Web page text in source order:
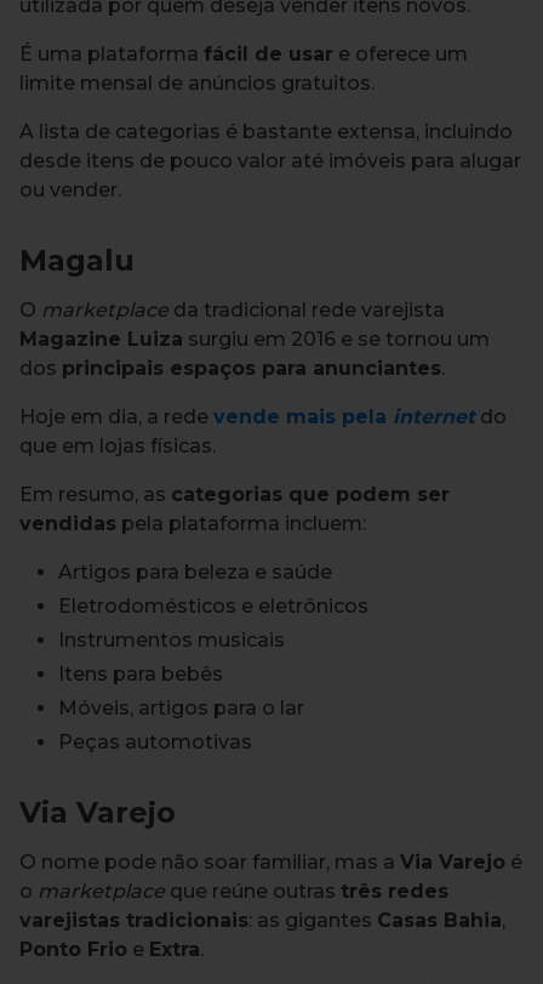
utilizada por quem deseja vender itens novos.
É uma plataforma fácil de usar e oferece um
limite mensal de anúncios gratuitos.
A lista de categorias é bastante extensa, incluindo
desde itens de pouco valor até imóveis para alugar
ou vender.
Magalu
O marketplace da tradicional rede varejista
Magazine Luiza surgiu em 2016 e se tornou um
dos principais espaços para anunciantes.
Hoje em dia, a rede vende mais pela internetdo
que em lojas físicas.
Em resumo, as categorias que podem ser
vendidas pela plataforma incluem:
Artigos para beleza e saúde
Eletrodomésticos e eletrônicos
Instrumentos musicais
Itens para bebês
Móveis, artigos para o lar
Peças automotivas
Via Varejo
O nome pode não soar familiar, mas a Via Varejo é
o marketplace que reúne outras três redes
varejistas tradicionais: as gigantes Casas Bahia,
Ponto Frio e Extra.